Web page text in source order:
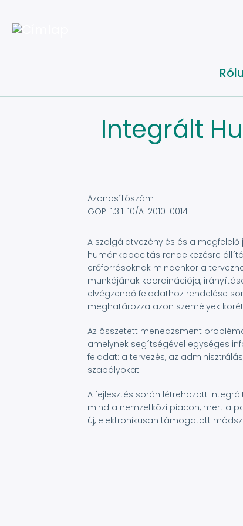
tartalomra
Integrált
Azonosítószám
GOP-1.3.1-10/A-2010-0014
A szolgálatvezénylés és a
humánkapacitás rendelkezésre
erőforrásoknak mindenkor a
munkájának koordinációja,
elvégzendő feladathoz rendelése
meghatározza azon személyek
Az összetett menedzsment
amelynek segítségével egységes
feladat: a tervezés, az
szabályokat.
A fejlesztés során létrehozott
mind a nemzetközi piacon, mert a
új, elektronikusan támogatott